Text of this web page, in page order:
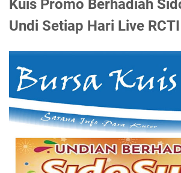
Kuis Promo Berhadiah
Undi Setiap Hari Live RCTI